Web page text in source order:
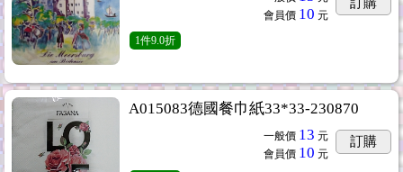
會員價 10 元
1件9.0折
A015083德國餐巾紙33*33-230870
一般價 13 元
會員價 10 元
訂購